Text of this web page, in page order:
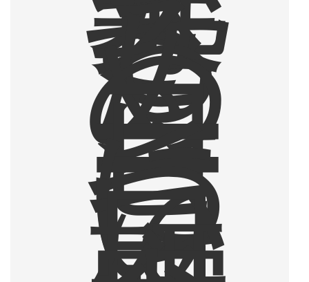
る
た
め
、
コ
ー
ヒ
ー
に
つ
い
て